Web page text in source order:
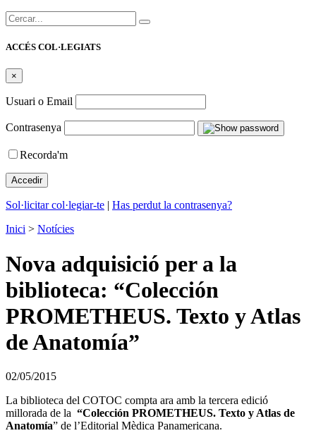
Cercar:
ACCÉS COL·LEGIATS
×
Usuari o Email
Contrasenya
Recorda'm
Sol·licitar col·legiar-te | Has perdut la contrasenya?
Inici > Notícies
Nova adquisició per a la
biblioteca: “Colección
PROMETHEUS. Texto y Atlas
de Anatomía”
02/05/2015
La biblioteca del COTOC compta ara amb la tercera edició
millorada de la “Colección PROMETHEUS. Texto y Atlas de
Anatomía” de l’Editorial Mèdica Panamericana.